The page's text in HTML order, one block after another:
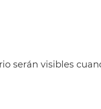
serán visibles